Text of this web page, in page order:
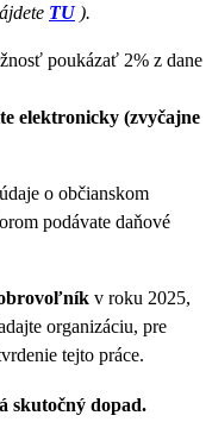
TU).
poukázať 2% z dane
elektronicky (zvyčajne
údaje o občianskom
podávate daňové
v roku 2025,
organizáciu, pre
tejto práce.
skutočný dopad.